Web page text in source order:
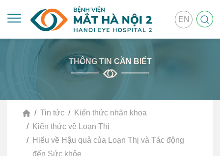
EN
THÔNG TIN CẦN BIẾT
Tin tức
Kiến thức nhãn khoa
Kiến thức về Loạn Thị
Hiểu về Hậu quả của Loạn Thị và Tác động
đến Sức khỏe